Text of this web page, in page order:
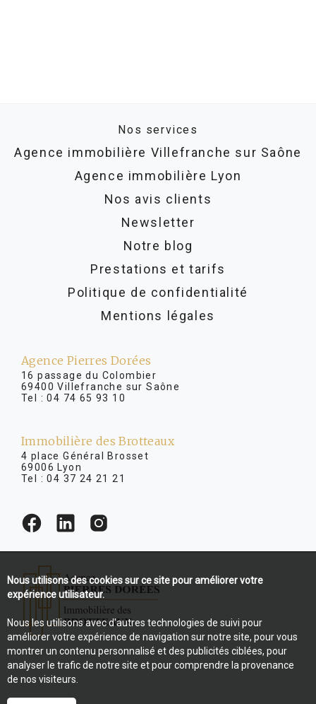
Nos services
Agence immobilière Villefranche sur Saône
Agence immobilière Lyon
Nos avis clients
Newsletter
Notre blog
Prestations et tarifs
Politique de confidentialité
Mentions légales
Agence Pierres Dorées
16 passage du Colombier
69400 Villefranche sur Saône
Tel :04 74 65 93 10
Immobilière des Brotteaux
4 place Général Brosset
69006 Lyon
Tel :04 37 24 21 21
Nous utilisons des cookies sur ce site pour améliorer votre
expérience utilisateur.
Nous les utilisons avec d'autres technologies de suivi pour
améliorer votre expérience de navigation sur notre site, pour vous
montrer un contenu personnalisé et des publicités ciblées, pour
analyser le trafic de notre site et pour comprendre la provenance
de nos visiteurs.